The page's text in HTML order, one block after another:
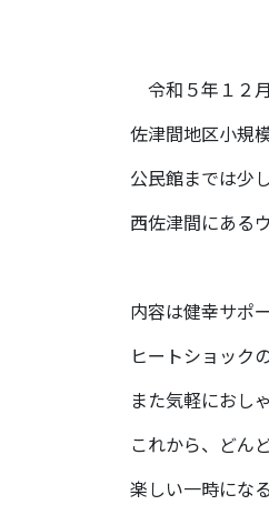
令和５年１２
佐津間地区小規
公民館までは少
西佐津間にある
内容は健幸サポ
ヒートショック
また気軽におし
これから、どん
楽しい一時にな